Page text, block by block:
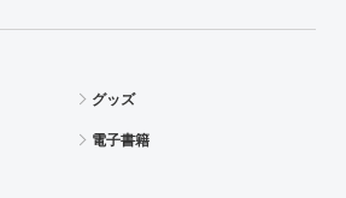
グッズ
電子書籍